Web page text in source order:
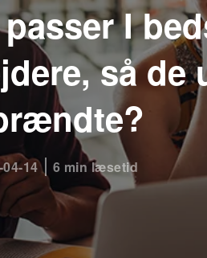
I
så de
14 6 min læsetid